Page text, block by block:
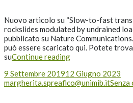
Nuovo articolo su “Slow-to-fast
rockslides modulated by undrained
pubblicato su Nature
può essere scaricato qui. Potete
suContinue reading
9 Settembre 201912 Giugno 2023
margherita.spreafico@unimib.it